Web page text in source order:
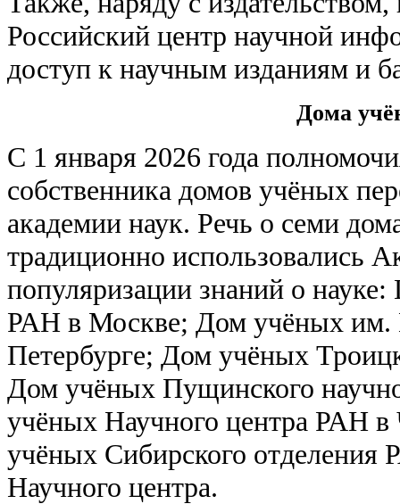
Российский центр научной
доступ к научным изданиям и
Дома
С 1 января 2026 года
собственника домов учёных
академии наук. Речь о семи
традиционно использовались
популяризации знаний о
РАН в Москве; Дом учёных им.
Петербурге; Дом учёных
Дом учёных Пущинского
учёных Научного центра РАН в
учёных Сибирского
Научного центра.